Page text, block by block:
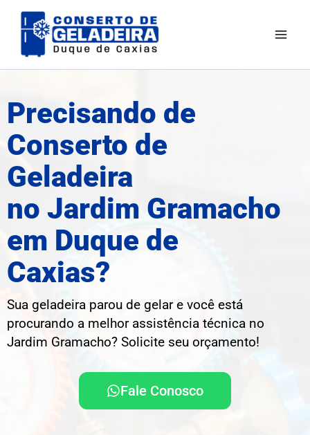
para
Precisando de
Conserto de
Geladeira
no Jardim Gramacho
em Duque de
Caxias?
Sua geladeira parou de gelar e você está
procurando a melhor assistência técnica no
Jardim Gramacho? Solicite seu orçamento!
Fale Conosco